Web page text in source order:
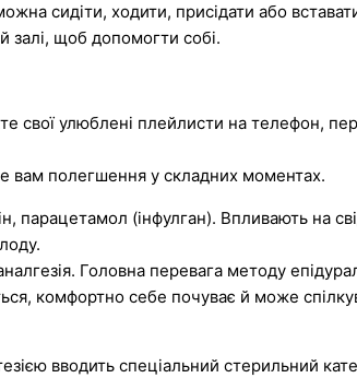
сидіти, ходити, присідати або
залі, щоб допомогти собі.
свої улюблені плейлисти на телефон,
вам полегшення у складних моментах.
парацетамол (інфулган). Впливають на
Головна перевага методу
комфортно себе почуває й може
вводить спеціальний стерильний